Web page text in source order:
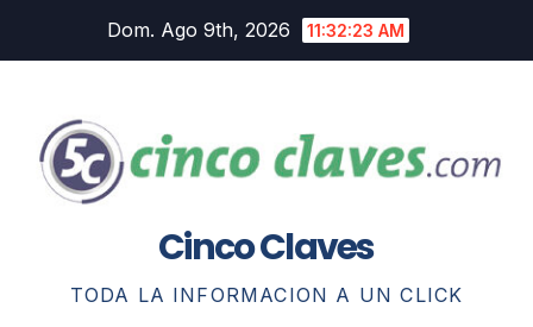
Dom. Ago 9th, 2026 11:32:24 AM
Cinco Claves
TODA LA INFORMACION A UN CLICK